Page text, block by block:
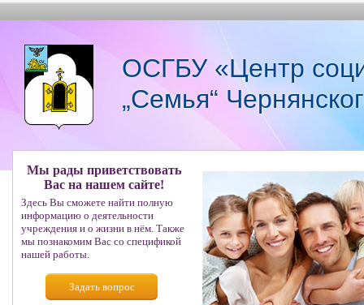
ОСГБУ «Центр
„Семья“
Мы рады приветствовать
Вас на нашем сайте!
Здесь Вы сможете найти полную
информацию о деятельности
учреждения и о жизни в нём. Также
мы познакомим Вас со спецификой
нашей работы.
Задать вопрос